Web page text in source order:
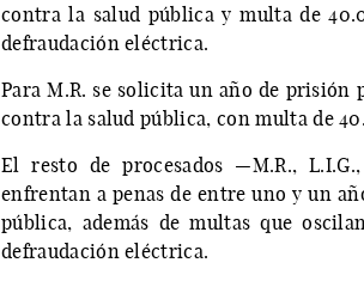
contra la salud pública y multa de
defraudación eléctrica.
Para M.R. se solicita un año de
contra la salud pública, con multa de
El resto de procesados —M.R.,
enfrentan a penas de entre uno y un
pública, además de multas que
defraudación eléctrica.